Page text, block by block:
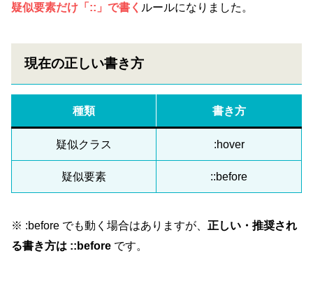
疑似要素だけ「::」で書く ルールになりました。
現在の正しい書き方
種類 書き方
疑似クラス :hover
疑似要素 ::before
※ :before でも動く場合はありますが、 正しい・推奨され
る書き方は ::before です。